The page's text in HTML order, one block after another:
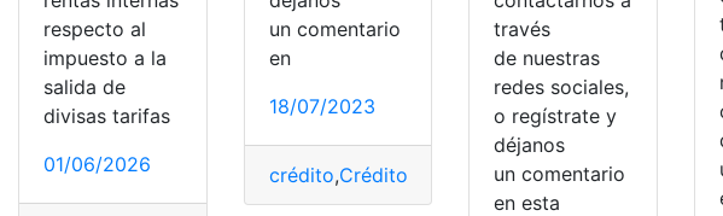
respecto al
impuesto a la
salida de
divisas tarifas
01/06/2026
un comentario
en
18/07/2023
crédito,Crédito tributario,Impuesto a la Renta
través
de nuestras
redes sociales,
o regístrate y
déjanos
un comentario
en esta